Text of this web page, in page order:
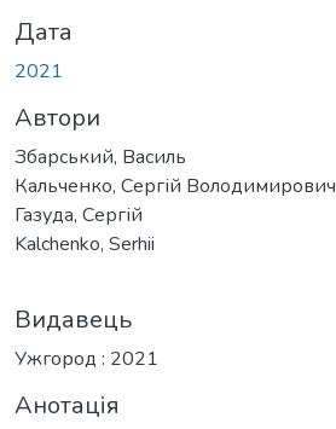
Дата
2021
Автори
Збарський, Василь
Кальченко, Сергій Володимирович
Газуда, Сергій
Kalchenko, Serhii
Видавець
Ужгород : 2021
Анотація